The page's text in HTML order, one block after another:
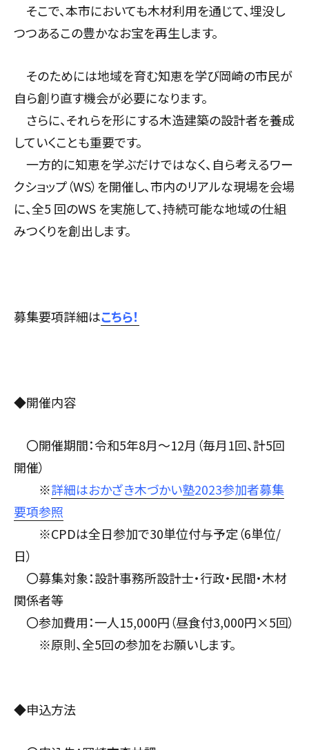
そこで、本市においても木材利用を通じて、埋没し
つつあるこの豊かなお宝を再生します。
そのためには地域を育む知恵を学び岡崎の市⺠が
⾃ら創り直す機会が必要になります。
さらに、それらを形にする木造建築の設計者を養成
していくことも重要です。
一方的に知恵を学ぶだけではなく、自ら考えるワー
クショップ（WS）を開催し、市内のリアルな現場を会場
に、全5 回のWS を実施して、持続可能な地域の仕組
みつくりを創出します。
募集要項詳細はこちら！
◆開催内容
〇開催期間：令和5年8月～12月（毎月1回、計5回
開催）
※詳細はおかざき木づかい塾2023参加者募集
要項参照
※CPDは全日参加で30単位付与予定（6単位/
日）
〇募集対象：設計事務所設計士・行政・民間・木材
関係者等
〇参加費用：一人15,000円（昼食付3,000円×5回）
※原則、全5回の参加をお願いします。
◆申込方法